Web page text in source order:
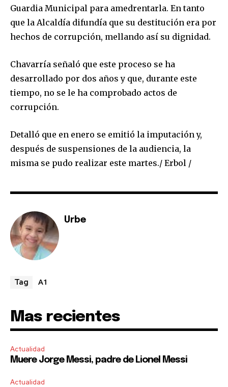
Join our community of
conversation.
To subscribe, simply enter your email address on our website
or click the subscribe button below. Don't worry, we respect
I've read and accept the
Guardia Municipal para amedrentarla. En tanto
que la Alcaldía difundía que su destitución era por
hechos de corrupción, mellando así su dignidad.
Chavarría señaló que este proceso se ha
desarrollado por dos años y que, durante este
tiempo, no se le ha comprobado actos de
corrupción.
Detalló que en enero se emitió la imputación y,
después de suspensiones de la audiencia, la
misma se pudo realizar este martes./ Erbol /
Urbe
Tag A1
Mas recientes
Actualidad
Muere Jorge Messi, padre de Lionel Messi
Actualidad